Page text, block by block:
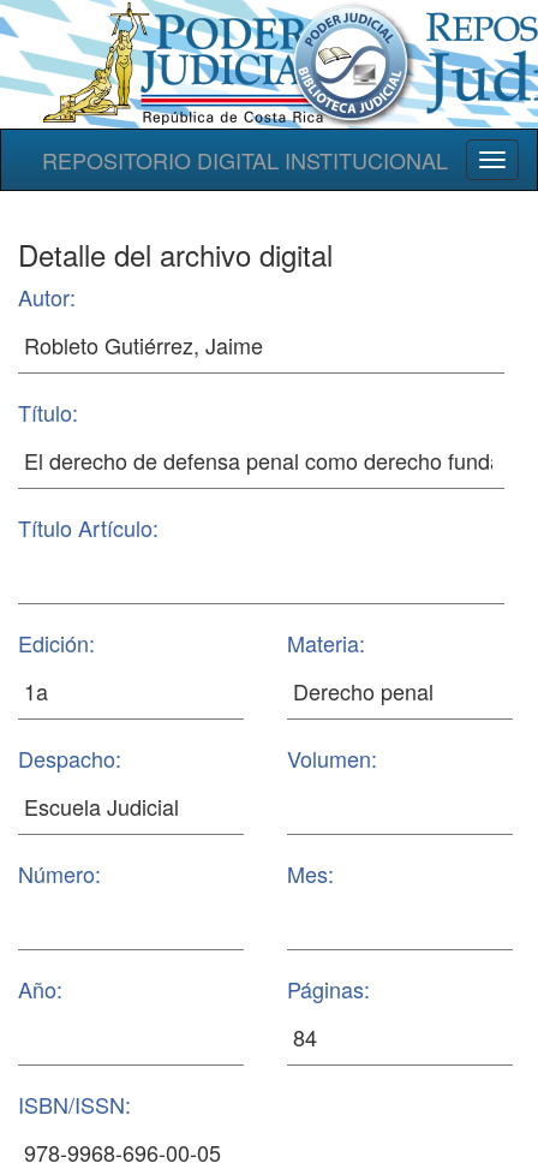
REPOSITORIO DIGITAL INSTITUCIONAL
Detalle del archivo digital
Autor:
Título:
Título Artículo:
Edición: Materia:
Despacho: Volumen:
Número: Mes:
Año: Páginas:
ISBN/ISSN: